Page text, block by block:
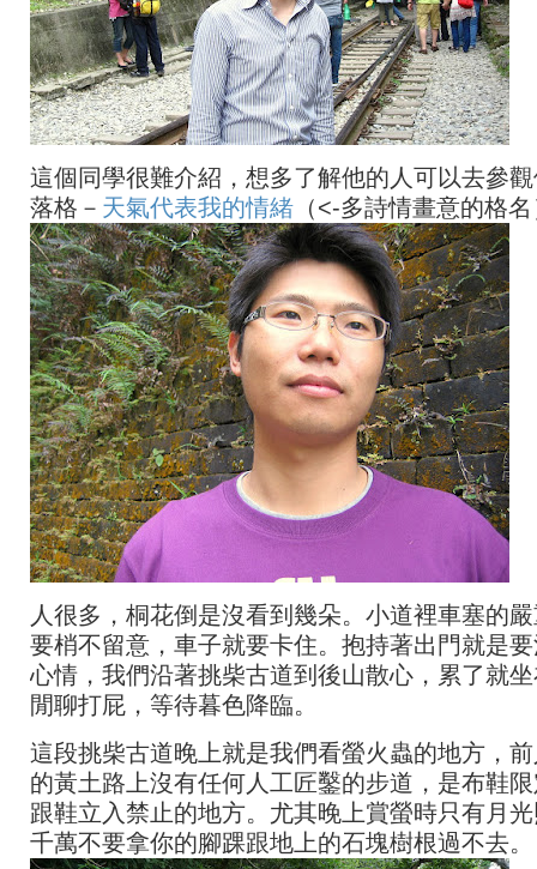
這個同學很難介紹，想多了解他的人可以去參
落格－ 天氣代表我的情緒 （<-多詩情畫意的格
人很多，桐花倒是沒看到幾朵。小道裡車塞的
要梢不留意，車子就要卡住。抱持著出門就是
心情，我們沿著挑柴古道到後山散心，累了就
閒聊打屁，等待暮色降臨。
這段挑柴古道晚上就是我們看螢火蟲的地方，
的黃土路上沒有任何人工匠鑿的步道，是布鞋
跟鞋立入禁止的地方。尤其晚上賞螢時只有月
千萬不要拿你的腳踝跟地上的石塊樹根過不去。